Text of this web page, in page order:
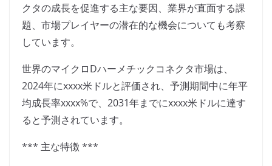
クタの成長を促進する主な要因、業界が直面する課
題、市場プレイヤーの潜在的な機会についても考察
しています。
世界のマイクロDハーメチックコネクタ市場は、
2024年にxxxx米ドルと評価され、予測期間中に年平
均成長率xxxx%で、2031年までにxxxx米ドルに達す
ると予測されています。
*** 主な特徴 ***